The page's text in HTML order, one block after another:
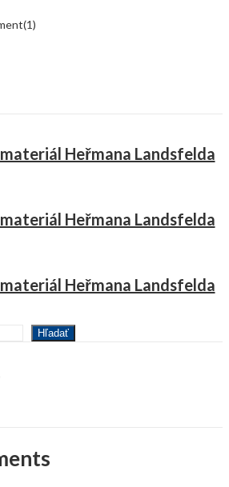
(1)
Heřmana Landsfelda
Heřmana Landsfelda
Heřmana Landsfelda
Hľadať